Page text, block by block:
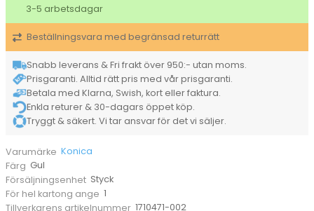
2200/2210
1710471-
002
gul
mängd
3-5 arbetsdagar
Beställningsvara med begränsad returrätt
Snabb leverans & Fri frakt över 950:- utan moms.
Prisgaranti. Alltid rätt pris med vår prisgaranti.
Betala med Klarna, Swish, kort eller faktura.
Enkla returer & 30-dagars öppet köp.
Tryggt & säkert. Vi tar ansvar för det vi säljer.
Varumärke Konica
Färg Gul
Försäljningsenhet Styck
För hel kartong ange 1
Tillverkarens artikelnummer 1710471-002